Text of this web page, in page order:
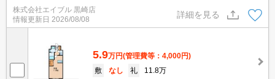
株式会社エイブル 黒崎店
情報更新日 2026/08/08
詳細を見る
5.9万円(管理費等：4,000円)
敷
なし 礼
11.8万